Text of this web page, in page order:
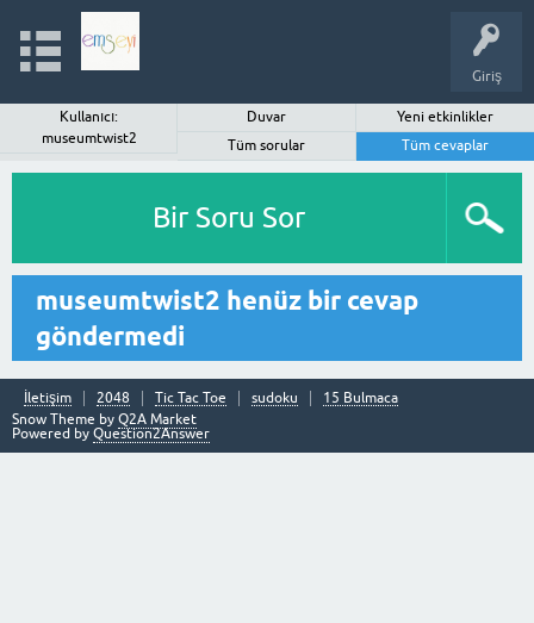
Giriş
Kullanıcı:
museumtwist2
Duvar
Yeni etkinlikler
Tüm sorular
Tüm cevaplar
Bir Soru Sor
museumtwist2 henüz bir cevap
göndermedi
İletişim 2048 Tic Tac Toe sudoku
15 Bulmaca
Snow Theme by Q2A Market
Powered by Question2Answer